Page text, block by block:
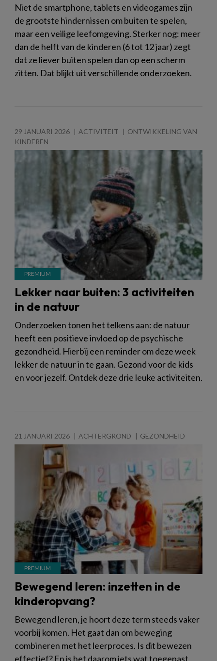
Niet de smartphone, tablets en videogames zijn
de grootste hindernissen om buiten te spelen,
maar een veilige leefomgeving. Sterker nog: meer
dan de helft van de kinderen (6 tot 12 jaar) zegt
dat ze liever buiten spelen dan op een scherm
zitten. Dat blijkt uit verschillende onderzoeken.
29 JANUARI 2026 ACTIVITEIT
ONTWIKKELING VAN
KINDEREN
Lekker naar buiten: 3 activiteiten
in de natuur
Onderzoeken tonen het telkens aan: de natuur
heeft een positieve invloed op de psychische
gezondheid. Hierbij een reminder om deze week
lekker de natuur in te gaan. Gezond voor de kids
en voor jezelf. Ontdek deze drie leuke activiteiten.
21 JANUARI 2026 ACHTERGROND GEZONDHEID
Bewegend leren: inzetten in de
kinderopvang?
Bewegend leren, je hoort deze term steeds vaker
voorbij komen. Het gaat dan om beweging
combineren met het leerproces. Is dit bewezen
effectief? En is het daarom iets wat toegepast